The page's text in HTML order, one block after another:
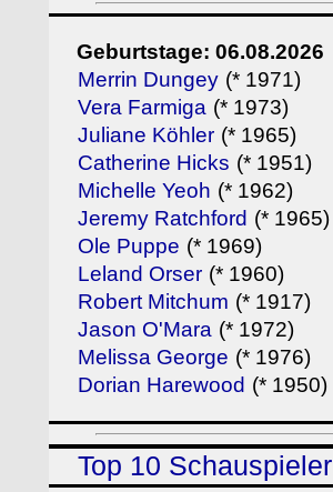
Geburtstage: 06.08.2026
Merrin Dungey (* 1971)
Vera Farmiga (* 1973)
Juliane Köhler (* 1965)
Catherine Hicks (* 1951)
Michelle Yeoh (* 1962)
Jeremy Ratchford (* 1965)
Ole Puppe (* 1969)
Leland Orser (* 1960)
Robert Mitchum (* 1917)
Jason O'Mara (* 1972)
Melissa George (* 1976)
Dorian Harewood (* 1950)
Top 10 Schauspieler